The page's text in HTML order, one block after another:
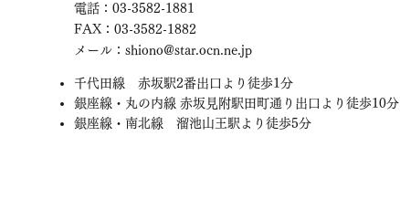
電話：03-3582-1881
FAX：03-3582-1882
​メール： shiono@star.ocn.ne.jp
千代田線 赤坂駅2番出口より徒歩1分
銀座線・丸の内線 赤坂見附駅田町通り出口より徒歩10分
銀座線・南北線 溜池山王駅より徒歩5分